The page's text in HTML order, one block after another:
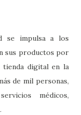
se impulsa a los
sus productos por
tienda digital en la
de mil personas,
médicos,